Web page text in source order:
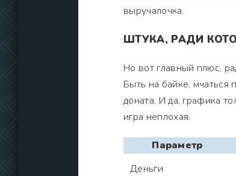
выручалочка.
ШТУКА, РАДИ
Но вот главный плюс,
Быть на байке,
доната. И да, графика
игра неплохая.
Параметр
Деньги